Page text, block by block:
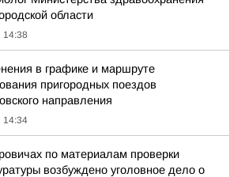
области
14:38
в графике и маршруте
пригородных поездов
направления
14:34
по материалам проверки
возбуждено уголовное дело о